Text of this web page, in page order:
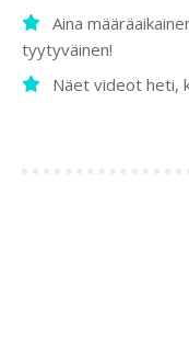
Aina
tyytyväinen!
Näet videot heti,